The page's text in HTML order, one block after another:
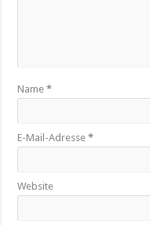
Name*
E-Mail-Adresse*
Website